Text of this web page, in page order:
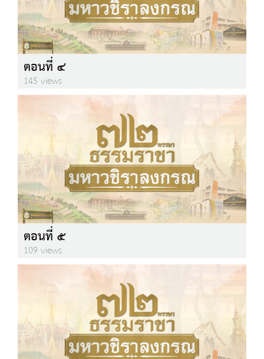
ตอนที่ ๔
145 views
ตอนที่ ๕
109 views